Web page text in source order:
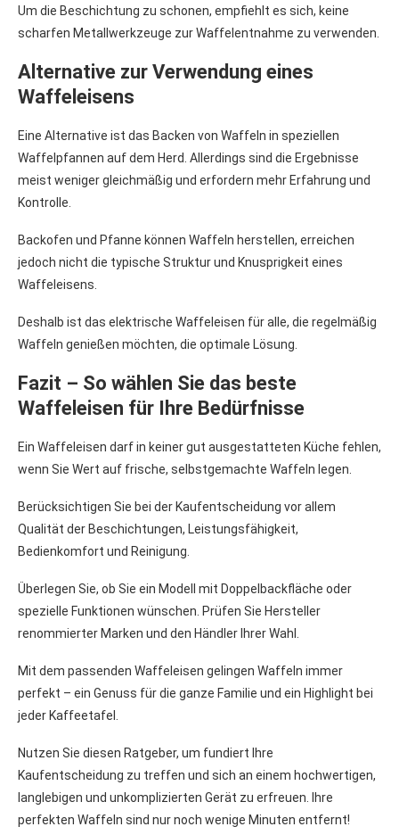
Um die Beschichtung zu schonen, empfiehlt es sich, keine
scharfen Metallwerkzeuge zur Waffelentnahme zu verwenden.
Alternative zur Verwendung eines
Waffeleisens
Eine Alternative ist das Backen von Waffeln in speziellen
Waffelpfannen auf dem Herd. Allerdings sind die Ergebnisse
meist weniger gleichmäßig und erfordern mehr Erfahrung und
Kontrolle.
Backofen und Pfanne können Waffeln herstellen, erreichen
jedoch nicht die typische Struktur und Knusprigkeit eines
Waffeleisens.
Deshalb ist das elektrische Waffeleisen für alle, die regelmäßig
Waffeln genießen möchten, die optimale Lösung.
Fazit – So wählen Sie das beste
Waffeleisen für Ihre Bedürfnisse
Ein Waffeleisen darf in keiner gut ausgestatteten Küche fehlen,
wenn Sie Wert auf frische, selbstgemachte Waffeln legen.
Berücksichtigen Sie bei der Kaufentscheidung vor allem
Qualität der Beschichtungen, Leistungsfähigkeit,
Bedienkomfort und Reinigung.
Überlegen Sie, ob Sie ein Modell mit Doppelbackfläche oder
spezielle Funktionen wünschen. Prüfen Sie Hersteller
renommierter Marken und den Händler Ihrer Wahl.
Mit dem passenden Waffeleisen gelingen Waffeln immer
perfekt – ein Genuss für die ganze Familie und ein Highlight bei
jeder Kaffeetafel.
Nutzen Sie diesen Ratgeber, um fundiert Ihre
Kaufentscheidung zu treffen und sich an einem hochwertigen,
langlebigen und unkomplizierten Gerät zu erfreuen. Ihre
perfekten Waffeln sind nur noch wenige Minuten entfernt!